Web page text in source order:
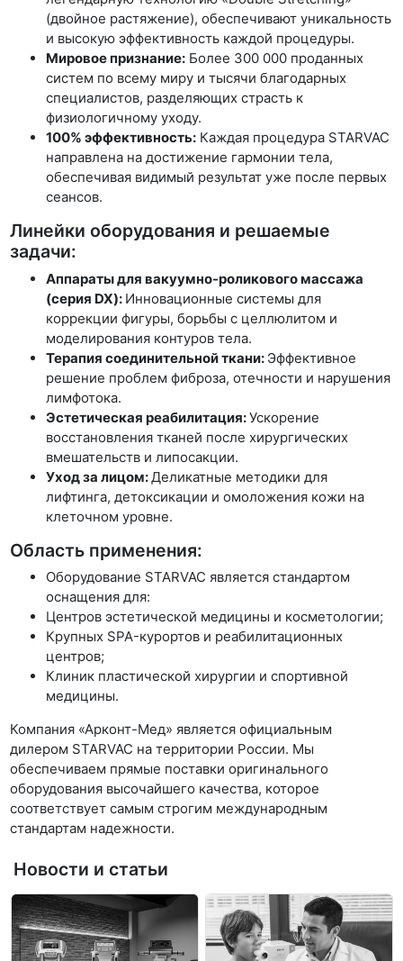
(двойное растяжение), обеспечивают уникальность
и высокую эффективность каждой процедуры.
Мировое признание: Более 300 000 проданных
систем по всему миру и тысячи благодарных
специалистов, разделяющих страсть к
физиологичному уходу.
100% эффективность: Каждая процедура STARVAC
направлена на достижение гармонии тела,
обеспечивая видимый результат уже после первых
сеансов.
Линейки оборудования и решаемые
задачи:
Аппараты для вакуумно-роликового массажа
(серия DX): Инновационные системы для
коррекции фигуры, борьбы с целлюлитом и
моделирования контуров тела.
Терапия соединительной ткани: Эффективное
решение проблем фиброза, отечности и нарушения
лимфотока.
Эстетическая реабилитация:Ускорение
восстановления тканей после хирургических
вмешательств и липосакции.
Уход за лицом: Деликатные методики для
лифтинга, детоксикации и омоложения кожи на
клеточном уровне.
Область применения:
Оборудование STARVAC является стандартом
оснащения для:
Центров эстетической медицины и косметологии;
Крупных SPA-курортов и реабилитационных
центров;
Клиник пластической хирургии и спортивной
медицины.
Компания «Арконт-Мед» является официальным
дилером STARVAC на территории России. Мы
обеспечиваем прямые поставки оригинального
оборудования высочайшего качества, которое
соответствует самым строгим международным
стандартам надежности.
Новости и статьи